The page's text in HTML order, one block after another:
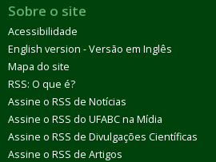
Sobre o site
Acessibilidade
English version - Versão em Inglês
Mapa do site
RSS: O que é?
Assine o RSS de Notícias
Assine o RSS do UFABC na Mídia
Assine o RSS de Divulgações Científicas
Assine o RSS de Artigos